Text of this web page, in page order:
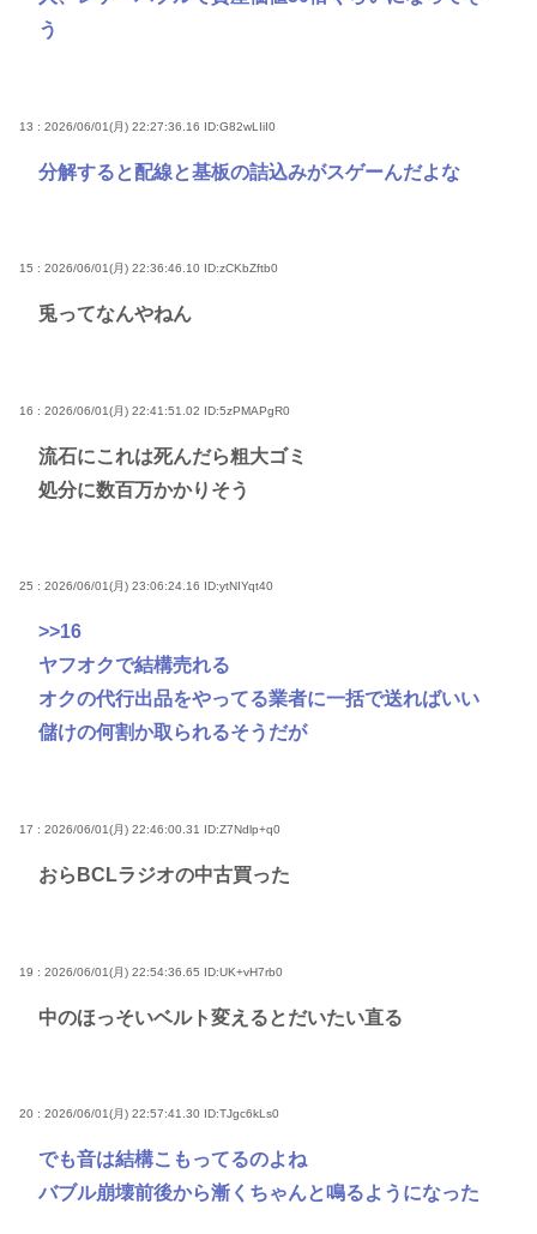
う
13 : 2026/06/01(月) 22:27:36.16 ID:G82wLIiI0
分解すると配線と基板の詰込みがスゲーんだよな
15 : 2026/06/01(月) 22:36:46.10 ID:zCKbZftb0
兎ってなんやねん
16 : 2026/06/01(月) 22:41:51.02 ID:5zPMAPgR0
流石にこれは死んだら粗大ゴミ
処分に数百万かかりそう
25 : 2026/06/01(月) 23:06:24.16 ID:ytNIYqt40
>>16
ヤフオクで結構売れる
オクの代行出品をやってる業者に一括で送ればいい
儲けの何割か取られるそうだが
17 : 2026/06/01(月) 22:46:00.31 ID:Z7Ndlp+q0
おらBCLラジオの中古買った
19 : 2026/06/01(月) 22:54:36.65 ID:UK+vH7rb0
中のほっそいベルト変えるとだいたい直る
20 : 2026/06/01(月) 22:57:41.30 ID:TJgc6kLs0
でも音は結構こもってるのよね
バブル崩壊前後から漸くちゃんと鳴るようになった